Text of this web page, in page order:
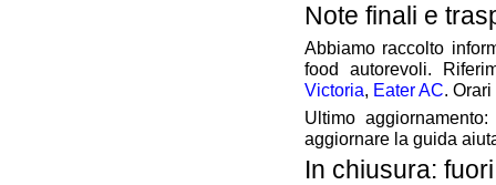
Note finali e
Abbiamo raccolto
food autorevoli.
Victoria, Eater AC.
Ultimo
aggiornare la guida
In chiusura: